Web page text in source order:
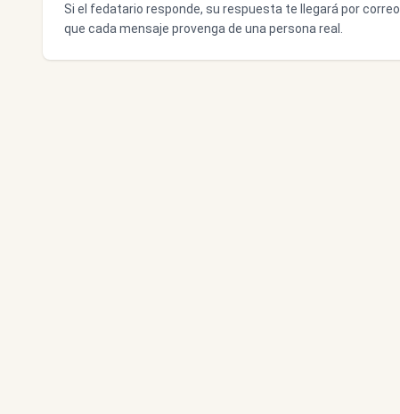
Si el fedatario responde, su respuesta te llegará por
que cada mensaje provenga de una persona real.